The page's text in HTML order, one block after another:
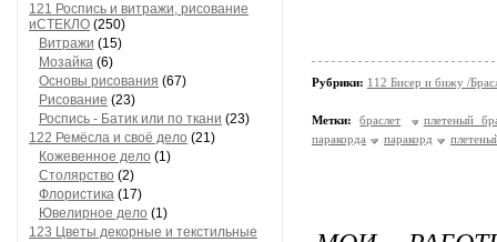
121 Роспись и витражи, рисование
иСТЕКЛО (250)
Витражи (15)
Мозайка (6)
Основы рисования (67)
Рисование (23)
Роспись - Батик или по ткани (23)
122 Ремёсла и своё дело (21)
Кожевенное дело (1)
Столярство (2)
Флористика (17)
Ювелирное дело (1)
123 Цветы декорные и текстильные
Рубрики: 112 Бисер и бижу /
Метки: браслет
плетеный
паракорда
паракорд